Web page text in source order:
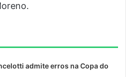
admite erros na Copa do